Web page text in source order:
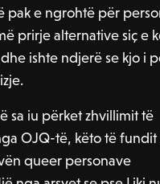
pak e ngrohtë për
prirje alternative siç e
ishte ndjerë se kjo i
sa iu përket zhvillimit të
OJQ-të, këto të fundit
queer personave